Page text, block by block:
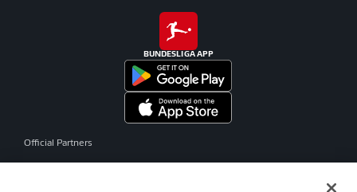
BUNDESLIGA APP
Official Partners